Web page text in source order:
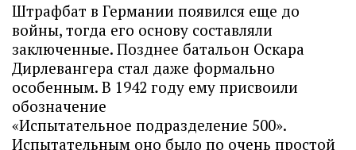
Штрафбат в Германии появился еще до
войны, тогда его основу составляли
заключенные. Позднее батальон Оскара
Дирлевангера стал даже формально
особенным. В 1942 году ему присвоили
обозначение
«Испытательное подразделение 500».
Испытательным оно было по очень простой